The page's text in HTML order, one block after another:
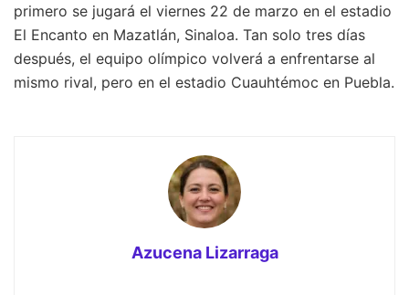
primero se jugará el viernes 22 de marzo en el estadio
El Encanto en Mazatlán, Sinaloa. Tan solo tres días
después, el equipo olímpico volverá a enfrentarse al
mismo rival, pero en el estadio Cuauhtémoc en Puebla.
Azucena Lizarraga